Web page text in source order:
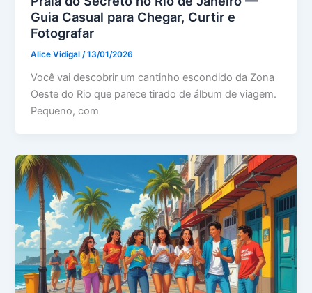
Guia Casual para Chegar, Curtir e
Fotografar
Alice Vidigal /13/01/2026
Você vai descobrir um cantinho escondido da Zona
Oeste do Rio que parece tirado de álbum de viagem.
Pequeno, com